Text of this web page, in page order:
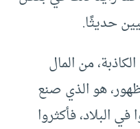
حديثًا.
من المال
هو الذي صنع
في البلاد، فأكثروا